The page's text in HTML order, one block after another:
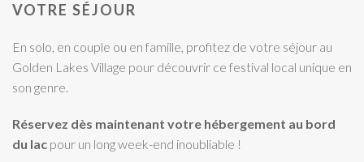
VOTRE SÉJOUR
En solo, en couple ou en famille, profitez de votre séjour au
Golden Lakes Village pour découvrir ce festival local unique en
son genre.
Réservez dès maintenant votre hébergement au bord
du lac pour un long week-end inoubliable !